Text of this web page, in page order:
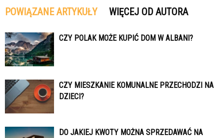
POWIĄZANE ARTYKUŁY WIĘCEJ OD AUTORA
CZY POLAK MOŻE KUPIĆ DOM W ALBANI?
CZY MIESZKANIE KOMUNALNE PRZECHODZI NA
DZIECI?
DO JAKIEJ KWOTY MOŻNA SPRZEDAWAĆ NA